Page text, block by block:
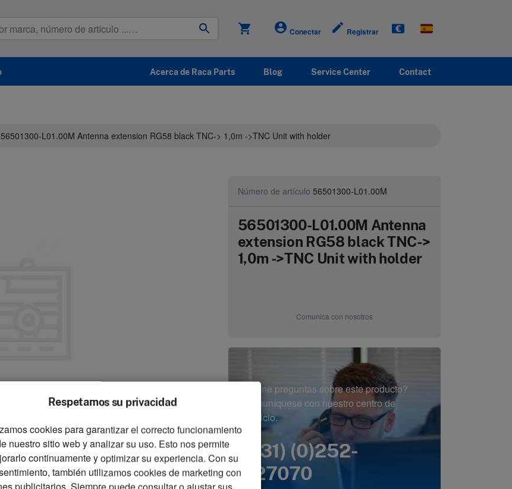
shopping_cart account_circle Conectar create Registrar
Acerca de Raca Parts Blog Service Center Contact
56501300-L01.00M Antenna extension RG58 black TNC-> 1,0m ->TNC Unit with holder
zoom_in
Zoom
Número de artículo 56501300-L01.00M
56501300-L01.00M Antenna
extension RG58 black TNC->
1,0m ->TNC Unit with holder
Comunica con nosotros
¿Tiene preguntas sobre este producto?
Comuníquese con nuestro centro de
servicio.
(+31) (0)252-
227070
Respetamos su privacidad
cookies para garantizar el correcto funcionamiento
nuestro sitio web y analizar su uso. Esto nos permite
continuamente y optimizar su experiencia. Con su
también utilizamos cookies de marketing con